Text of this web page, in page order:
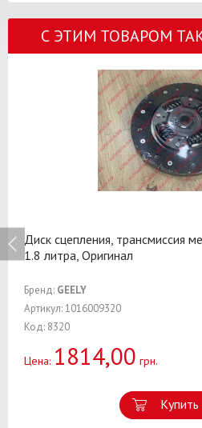
С ЭТИМ ТОВАРОМ
Диск сцепления, трансмиссия
1.8 литра, Оригинал
Бренд: GEELY
Артикул: 1016009320
Код: 8320
Цена: 1814,00 грн.
Купить